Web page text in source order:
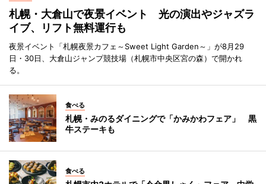
札幌・大倉山で夜景イベント 光の演出やジャズラ
イブ、リフト無料運行も
夜景イベント「札幌夜景カフェ～Sweet Light Garden～」が8月29
日・30日、大倉山ジャンプ競技場（札幌市中央区宮の森）で開かれ
る。
食べる
札幌・みのるダイニングで「かみかわフェア」 黒
牛ステーキも
食べる